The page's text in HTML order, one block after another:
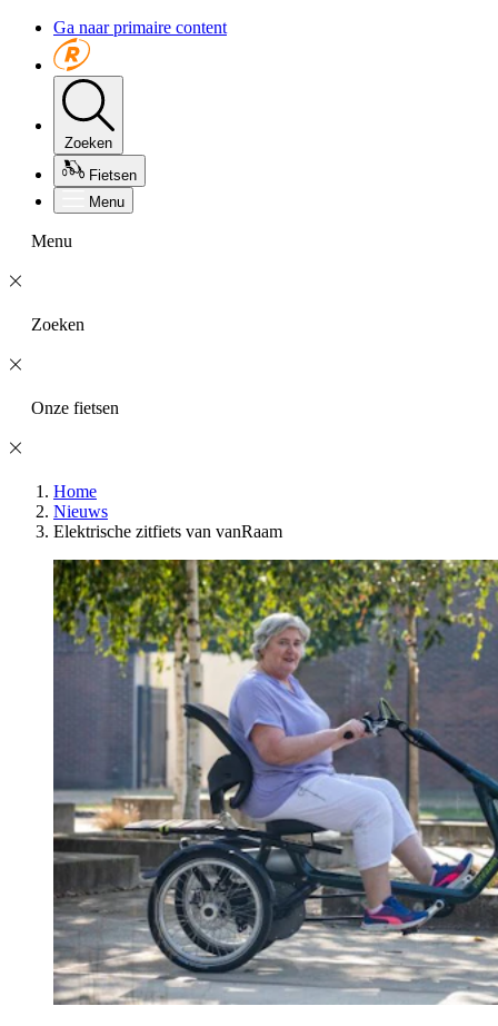
Ga naar primaire content
Zoeken
Fietsen
Menu
Menu
Zoeken
Onze fietsen
Home
Nieuws
Elektrische zitfiets van vanRaam